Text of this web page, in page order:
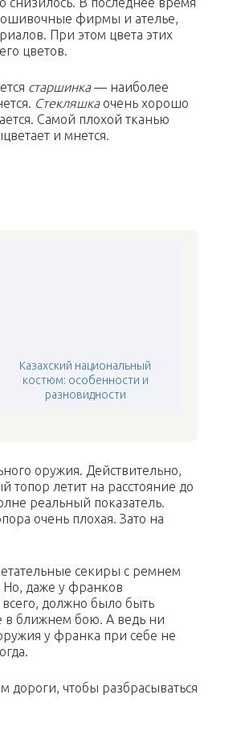
фирмы и ателье,
При этом цвета этих
цветов.
старшинка— наиболее
Стекляшкаочень хорошо
Самой плохой тканью
и мнется.
Казахский национальный
костюм: особенности и
разновидности
оружия. Действительно,
летит на расстояние до
реальный показатель.
очень плохая. Зато на
секиры с ремнем
Но, даже у франков
должно было быть
в ближнем бою. А ведь ни
у франка при себе не
чтобы разбрасываться